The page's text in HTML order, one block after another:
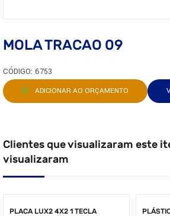
MOLA TRACAO 09
CÓDIGO: 6753
ADICIONAR AO ORÇAMENTO
Clientes que visualizaram este
visualizaram
PLACA LUX2 4X2 1 TECLA